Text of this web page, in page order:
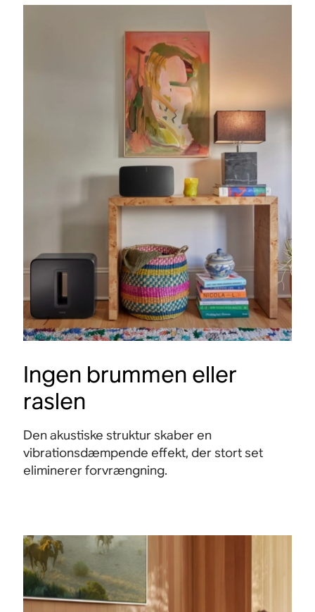
Ingen brummen eller
raslen
Den akustiske struktur skaber en
vibrationsdæmpende effekt, der stort set
eliminerer forvrængning.